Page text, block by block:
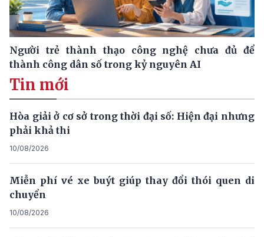
Người trẻ thành thạo công nghệ chưa đủ để
thành công dân số trong kỷ nguyên AI
Tin mới
Hòa giải ở cơ sở trong thời đại số: Hiện đại nhưng
phải khả thi
10/08/2026
Miễn phí vé xe buýt giúp thay đổi thói quen di
chuyển
10/08/2026